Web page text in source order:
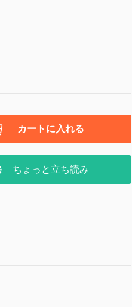
カートに入れる
ちょっと立ち読み